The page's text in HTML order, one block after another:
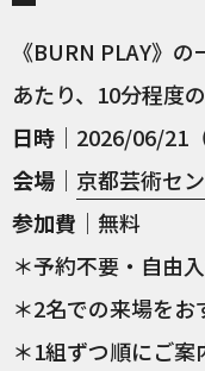
《BURN PLAY》
あたり、10分程度
日時 ｜2026/06/21
会場 ｜ 京都芸術セ
参加費 ｜無料
＊予約不要・自由
＊2名での来場をお
＊1組ずつ順にご案